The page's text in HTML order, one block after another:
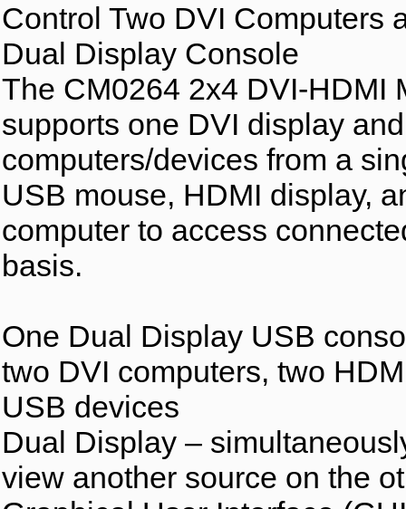
Control Two DVI Computers
Dual Display Console
The CM0264 2x4 DVI-
supports one DVI display
computers/devices from a
USB mouse, HDMI display,
computer to access
basis.
One Dual Display USB
two DVI computers, two
USB devices
Dual Display –
view another source on the